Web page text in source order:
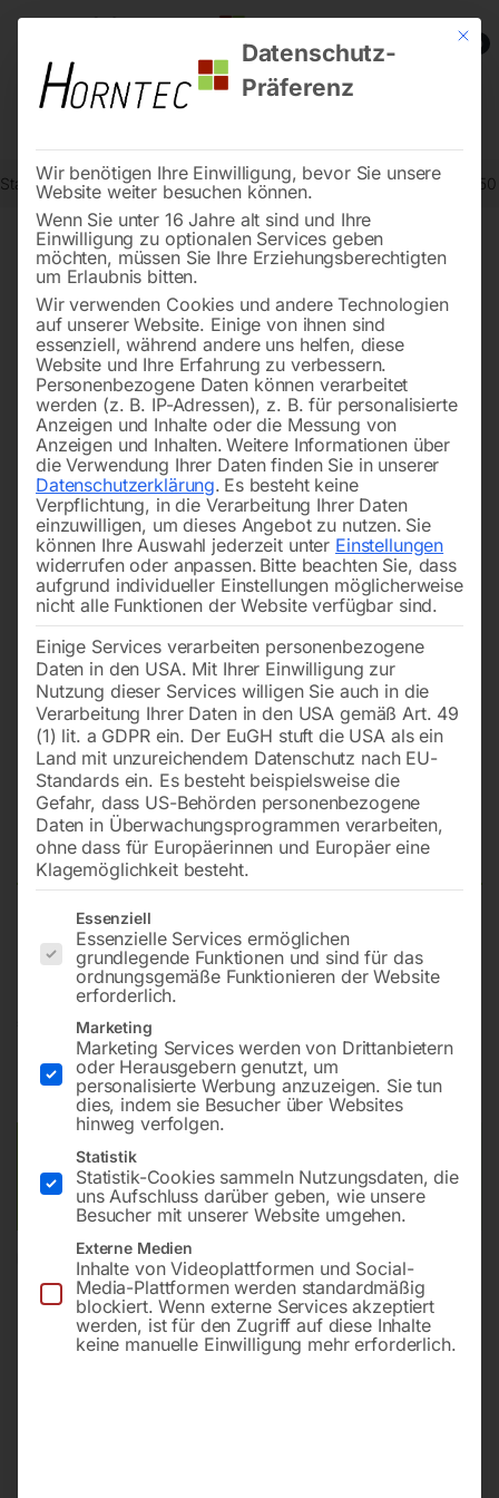
0
Start Drucklufttechnologie Druckluftwerkzeuge Schleifblatt Ø
Schleifblatt Ø 150 mm, Korn 60
6-Loch, kletthaftend, 10 Stk.-Packung
24,00
inkl. MwSt. zzgl.Versandkosten
Lieferzeit:ca. 2 - 3 Tage
Versandkosten Standard (Österreich):
Bitte beachten Sie: Die Versandkosten gelten für Österreich.
Andere Länder können abweichen.
In den Warenkorb
Mit
Datenschutz-
Präferenz
Wir benötigen Ihre Einwilligung, bevor Sie unsere
Website weiter besuchen können.
Wenn Sie unter 16 Jahre alt sind und Ihre
Einwilligung zu optionalen Services geben
möchten, müssen Sie Ihre Erziehungsberechtigten
um Erlaubnis bitten.
Wir verwenden Cookies und andere Technologien
auf unserer Website. Einige von ihnen sind
essenziell, während andere uns helfen, diese
Website und Ihre Erfahrung zu verbessern.
Personenbezogene Daten können verarbeitet
werden (z. B. IP-Adressen), z. B. für personalisierte
Anzeigen und Inhalte oder die Messung von
Anzeigen und Inhalten. Weitere Informationen über
die Verwendung Ihrer Daten finden Sie in unserer
Datenschutzerklärung. Es besteht keine
Verpflichtung, in die Verarbeitung Ihrer Daten
einzuwilligen, um dieses Angebot zu nutzen. Sie
können Ihre Auswahl jederzeit unter Einstellungen
widerrufen oder anpassen. Bitte beachten Sie, dass
aufgrund individueller Einstellungen möglicherweise
nicht alle Funktionen der Website verfügbar sind.
Einige Services verarbeiten personenbezogene
Daten in den USA. Mit Ihrer Einwilligung zur
Nutzung dieser Services willigen Sie auch in die
Verarbeitung Ihrer Daten in den USA gemäß Art. 49
(1) lit. a GDPR ein. Der EuGH stuft die USA als ein
Land mit unzureichendem Datenschutz nach EU-
Standards ein. Es besteht beispielsweise die
Gefahr, dass US-Behörden personenbezogene
Daten in Überwachungsprogrammen verarbeiten,
ohne dass für Europäerinnen und Europäer eine
Klagemöglichkeit besteht.
Es folgt eine Liste der Service-Gruppen, für die eine
Essenziell
Essenzielle Services ermöglichen
grundlegende Funktionen und sind für das
ordnungsgemäße Funktionieren der Website
erforderlich.
Marketing
Marketing Services werden von Drittanbietern
oder Herausgebern genutzt, um
personalisierte Werbung anzuzeigen. Sie tun
dies, indem sie Besucher über Websites
hinweg verfolgen.
Statistik
Statistik-Cookies sammeln Nutzungsdaten, die
uns Aufschluss darüber geben, wie unsere
Besucher mit unserer Website umgehen.
Externe Medien
Inhalte von Videoplattformen und Social-
Media-Plattformen werden standardmäßig
blockiert. Wenn externe Services akzeptiert
werden, ist für den Zugriff auf diese Inhalte
keine manuelle Einwilligung mehr erforderlich.